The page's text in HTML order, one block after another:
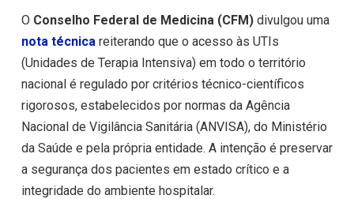
O Conselho Federal de Medicina (CFM)divulgou uma
nota técnica reiterando que o acesso às UTIs
(Unidades de Terapia Intensiva) em todo o território
nacional é regulado por critérios técnico-científicos
rigorosos, estabelecidos por normas da Agência
Nacional de Vigilância Sanitária (ANVISA), do Ministério
da Saúde e pela própria entidade. A intenção é preservar
a segurança dos pacientes em estado crítico e a
integridade do ambiente hospitalar.